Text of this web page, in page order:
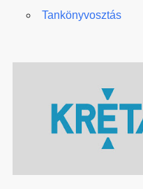
Tankönyvosztás